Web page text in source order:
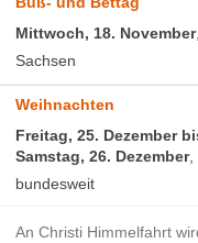
Mittwoch, 18. November
Sachsen
Weihnachten
Freitag, 25. Dezember
Samstag, 26. Dezember,
bundesweit
An Christi Himmelfahrt